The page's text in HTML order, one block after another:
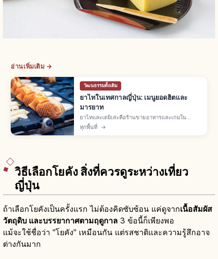
อ่านเพิ่มเติม →
วัฒนธรรมดั้งเดิม
ยาไทในเทศกาลญี่ปุ่น: เมนูยอดฮิตและ
มารยาท
ยาไทและเดมิเสะคือร้านขายอาหารและเกมใน
เทศกาลญี่ปุ่น พบมากเดือนมี.ค.-พ.ย. เมนูยอดฮิตยา
กิโซบะ เบบี้คาสเทลลา ทาโกะยากิ แอปเปิลเคลือบ
ทุกพื้นที่ →
วิธีเลือกโยคัง สิ่งที่ควรดูระหว่างเที่ยว
ญี่ปุ่น
ถ้าเลือกโยคังเป็นครั้งแรก ไม่ต้องคิดซับซ้อน แค่ดูจากเนื้อสัมผัส
วัตถุดิบ และบรรยากาศตามฤดูกาล 3 ข้อนี้ก็เพียงพอ
แม้จะใช้ชื่อว่า "โยคัง" เหมือนกัน แต่รสชาติและความรู้สึกอาจ
ต่างกันมาก